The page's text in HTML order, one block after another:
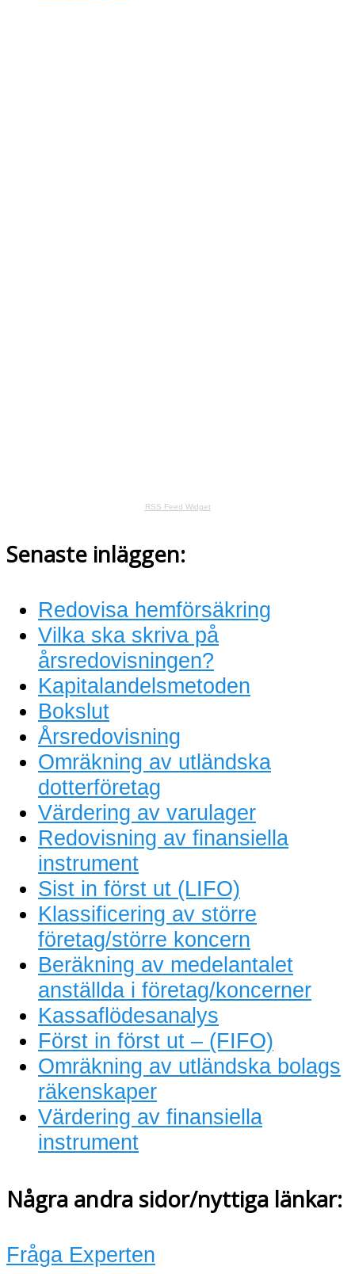
RSS Feed Widget
Senaste inläggen:
Redovisa hemförsäkring
Vilka ska skriva på
årsredovisningen?
Kapitalandelsmetoden
Bokslut
Årsredovisning
Omräkning av utländska
dotterföretag
Värdering av varulager
Redovisning av finansiella
instrument
Sist in först ut (LIFO)
Klassificering av större
företag/större koncern
Beräkning av medelantalet
anställda i företag/koncerner
Kassaflödesanalys
Först in först ut – (FIFO)
Omräkning av utländska bolags
räkenskaper
Värdering av finansiella
instrument
Några andra sidor/nyttiga länkar:
Fråga Experten